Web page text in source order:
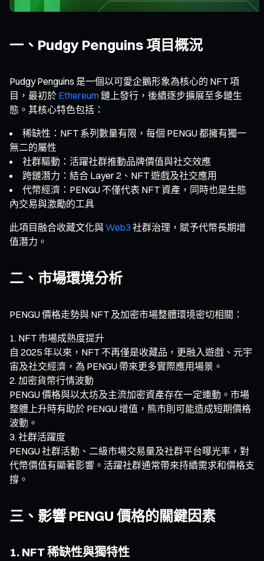
一、Pudgy Penguins 項目概況
Pudgy Penguins 是一個以可愛企鵝形象為核心的 NFT 項
目，最初於 Ethereum鏈上發行，後續逐步擴展至多鏈生
態。其核心特色包括：
稀缺性：NFT 系列數量有限，每個 PENGU 都擁有獨一
無二的屬性
社群驅動：活躍社群推動品牌價值與社交效應
跨鏈潛力：結合 Layer 2、NFT 遊戲及社交應用
代幣經濟：PENGU 不僅代表 NFT 資產，同時也是生態
內交易與激勵的工具
此項目融合收藏文化與Web3 社群治理，賦予代幣長期增
值潛力。
二、市場環境分析
PENGU 價格走勢與 NFT 及加密市場整體環境密切相關：
NFT 市場成熟度提升
自 2025 年以來，NFT 不再僅是收藏品，更融入遊戲、元宇
宙及社交經濟，為 PENGU 帶來更多實際應用場景。
加密貨幣行情波動
PENGU 價格與以太坊及主流加密資產存在一定連動。市場
整體上升時有助於 PENGU 增值，熊市則可能造成短期價格
波動。
社群活躍度
PENGU 社群活動、二級市場交易量及社群平台曝光率，對
代幣價值有顯著影響。活躍社群通常帶來持續需求和價格支
撐。
三、影響 PENGU 價格的關鍵因素
1. NFT 稀缺性與獨特性